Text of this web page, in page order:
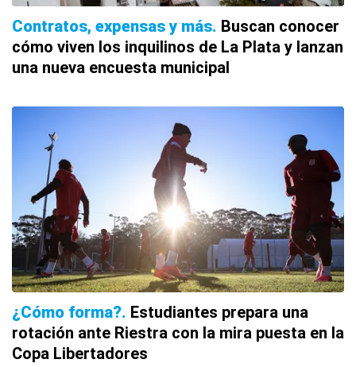
Contratos, expensas y más Buscan conocer
cómo viven los inquilinos de La Plata y lanzan
una nueva encuesta municipal
¿Cómo forma? Estudiantes prepara una
rotación ante Riestra con la mira puesta en la
Copa Libertadores